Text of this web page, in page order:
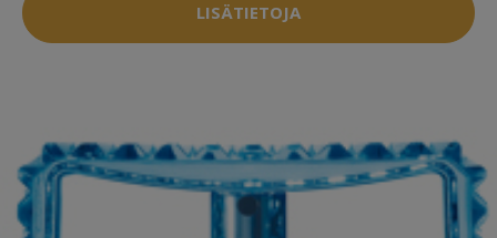
LISÄTIETOJA